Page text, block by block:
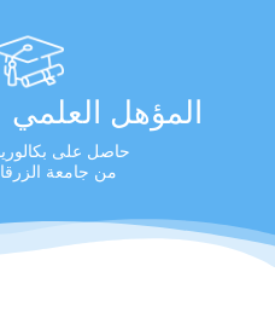
المؤهل العلمي
حاصل على
من جامعة